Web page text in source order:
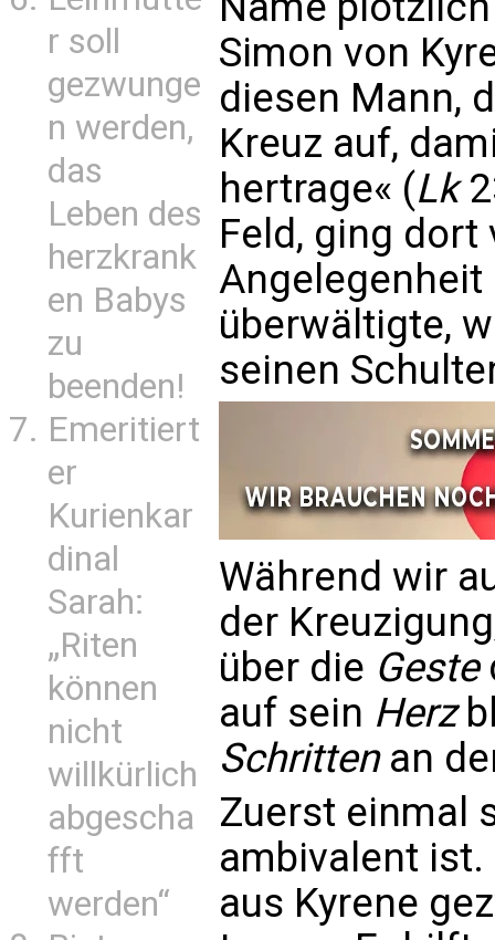
r soll
gezwunge
n werden,
das
Leben des
herzkrank
en Babys
zu
beenden!
Emeritiert
er
Kurienkar
dinal
Sarah:
„Riten
können
nicht
willkürlich
abgescha
fft
werden“
Simon von
diesen Mann,
Kreuz auf,
hertrage« (Lk
Feld, ging
Angelegenheit
überwältigte,
seinen
Während wir
der
über die Geste
auf sein Herz
Schritten an
Zuerst einmal
ambivalent
aus Kyrene